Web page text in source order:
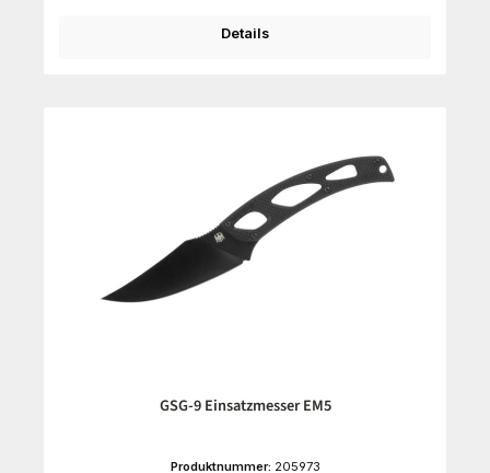
Details
GSG-9 Einsatzmesser EM5
Produktnummer: 205973